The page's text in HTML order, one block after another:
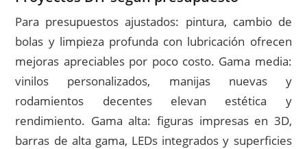
Para presupuestos ajustados: pintura, cambio de
bolas y limpieza profunda con lubricación ofrecen
mejoras apreciables por poco costo. Gama media:
vinilos personalizados, manijas nuevas y
rodamientos decentes elevan estética y
rendimiento. Gama alta: figuras impresas en 3D,
barras de alta gama, LEDs integrados y superficies